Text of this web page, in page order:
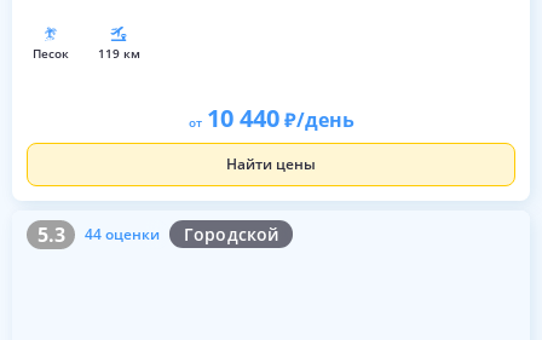
песок 119 км
от 10 440 /день
Найти цены
5.3 44 оценки Городской
5.3 44 оценки